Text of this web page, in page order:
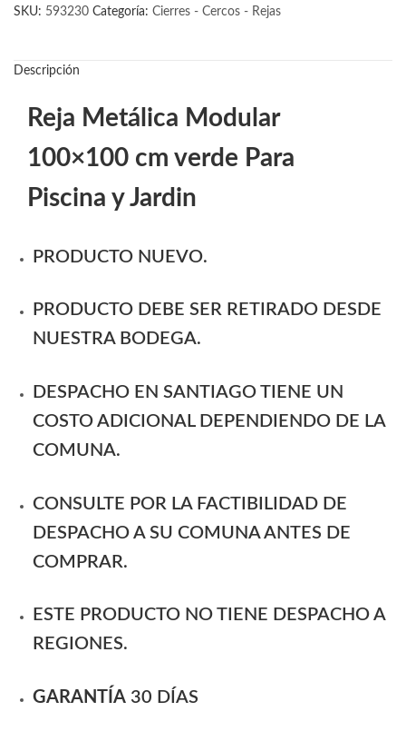
SKU: 593230 Categoría: Cierres - Cercos - Rejas
Descripción
Reja Metálica Modular
100×100 cm verde Para
Piscina y Jardin
PRODUCTO NUEVO.
PRODUCTO DEBE SER RETIRADO DESDE
NUESTRA BODEGA.
DESPACHO EN SANTIAGO TIENE UN
COSTO ADICIONAL DEPENDIENDO DE LA
COMUNA.
CONSULTE POR LA FACTIBILIDAD DE
DESPACHO A SU COMUNA ANTES DE
COMPRAR.
ESTE PRODUCTO NO TIENE DESPACHO A
REGIONES.
GARANTÍA 30 DÍAS